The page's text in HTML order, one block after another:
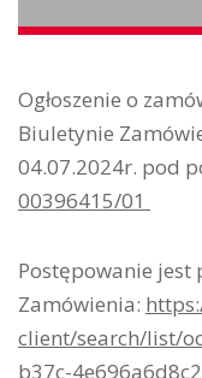
Ogłoszenie o
Biuletynie
04.07.2024r. pod
00396415/01
Postępowanie jest
Zamówienia:
client/search/list/
b37c-